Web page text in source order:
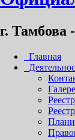
г. Тамбова
Главная